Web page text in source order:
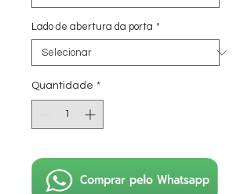
Lado de abertura da porta *
Quantidade *